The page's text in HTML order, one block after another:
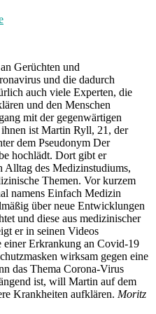
Gerüchten und
und die dadurch
auch viele Experten, die
und den Menschen
mit der gegenwärtigen
ist Martin Ryll, 21, der
dem Pseudonym Der
hochlädt. Dort gibt er
Alltag des Medizinstudiums,
Themen. Vor kurzem
namens Einfach Medizin
über neue Entwicklungen
und diese aus medizinischer
er in seinen Videos
einer Erkrankung an Covid-19
wirksam gegen eine
das Thema Corona-Virus
ist, will Martin auf dem
Krankheiten aufklären. Moritz